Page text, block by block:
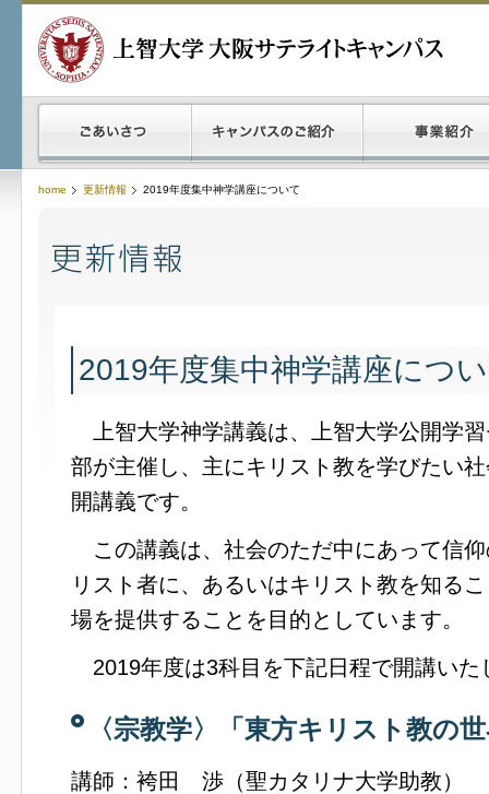
home 更新情報 2019年度集中神学講座について
2019年度集中神学講座につ
上智大学神学講義は、上智大学公開学
部が主催し、主にキリスト教を学びたい
開講義です。
この講義は、社会のただ中にあって信
リスト者に、あるいはキリスト教を知る
場を提供することを目的としています。
2019年度は3科目を下記日程で開講いた
〈宗教学〉「東方キリスト教の
講師：袴田 渉（聖カタリナ大学助教）